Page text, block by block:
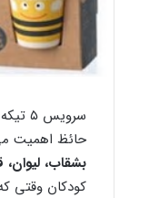
سرویس ۵ تیکه غذا خوری کودک بامبو که ساخته شده از گیاه بامبو می باشد و این امر بر
حائظ اهمیت
بشقاب،